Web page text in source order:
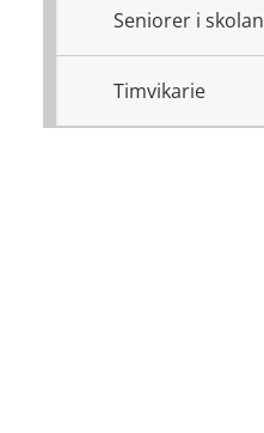
Seniorer i skolan
Timvikarie